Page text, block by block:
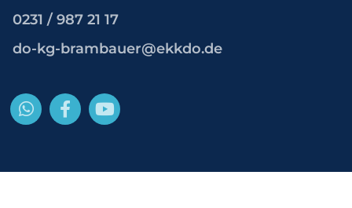
0231 / 987 21 17
do-kg-brambauer@ekkdo.de